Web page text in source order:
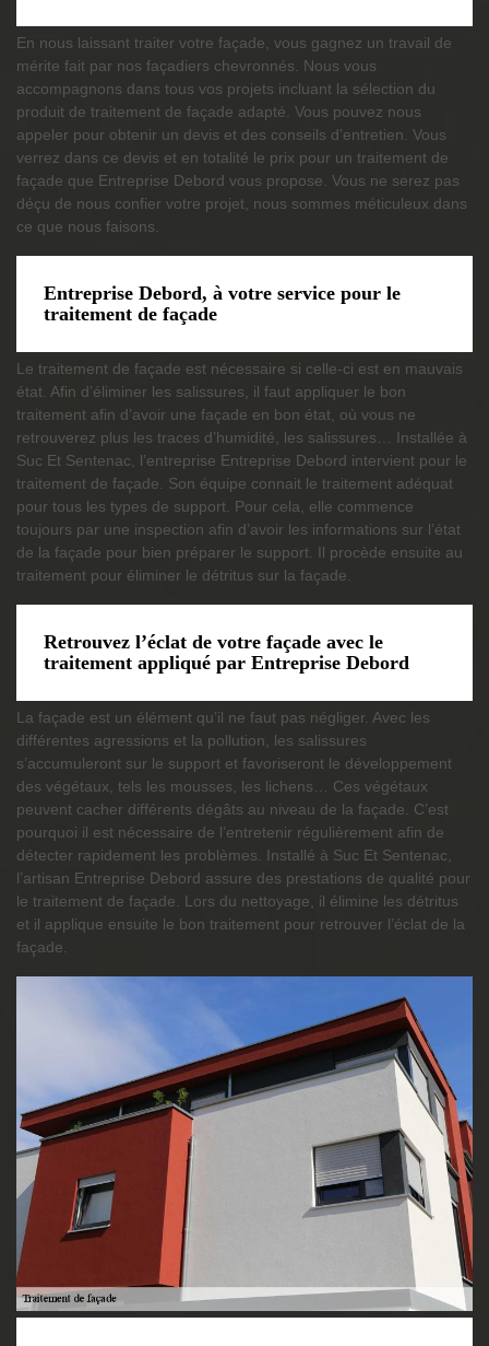
En nous laissant traiter votre façade, vous gagnez un travail de
mérite fait par nos façadiers chevronnés. Nous vous
accompagnons dans tous vos projets incluant la sélection du
produit de traitement de façade adapté. Vous pouvez nous
appeler pour obtenir un devis et des conseils d’entretien. Vous
verrez dans ce devis et en totalité le prix pour un traitement de
façade que Entreprise Debord vous propose. Vous ne serez pas
déçu de nous confier votre projet, nous sommes méticuleux dans
ce que nous faisons.
Entreprise Debord, à votre service pour le
traitement de façade
Le traitement de façade est nécessaire si celle-ci est en mauvais
état. Afin d’éliminer les salissures, il faut appliquer le bon
traitement afin d’avoir une façade en bon état, où vous ne
retrouverez plus les traces d’humidité, les salissures… Installée à
Suc Et Sentenac, l’entreprise Entreprise Debord intervient pour le
traitement de façade. Son équipe connait le traitement adéquat
pour tous les types de support. Pour cela, elle commence
toujours par une inspection afin d’avoir les informations sur l’état
de la façade pour bien préparer le support. Il procède ensuite au
traitement pour éliminer le détritus sur la façade.
Retrouvez l’éclat de votre façade avec le
traitement appliqué par Entreprise Debord
La façade est un élément qu’il ne faut pas négliger. Avec les
différentes agressions et la pollution, les salissures
s’accumuleront sur le support et favoriseront le développement
des végétaux, tels les mousses, les lichens… Ces végétaux
peuvent cacher différents dégâts au niveau de la façade. C’est
pourquoi il est nécessaire de l’entretenir régulièrement afin de
détecter rapidement les problèmes. Installé à Suc Et Sentenac,
l’artisan Entreprise Debord assure des prestations de qualité pour
le traitement de façade. Lors du nettoyage, il élimine les détritus
et il applique ensuite le bon traitement pour retrouver l’éclat de la
façade.